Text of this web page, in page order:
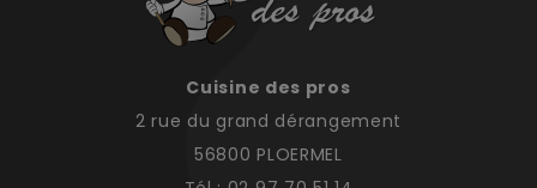
Cuisine des pros
2 rue du grand dérangement
56800 PLOERMEL